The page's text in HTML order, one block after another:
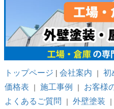
トップページ | 会社案内 ｜ 初
価格表 ｜ 施工事例 ｜ お客様
よくあるご質問 ｜ 外壁塗装 ｜